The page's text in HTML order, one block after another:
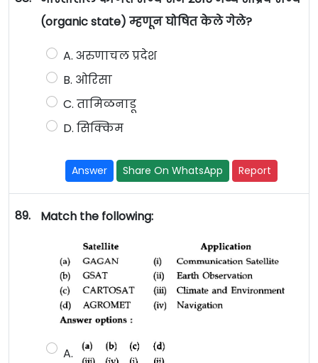
(organic state) म्हणून घोषित केले गेले?
A. अरुणाचल प्रदेश
B. ओरिसा
C. तामिळनाडू
D. सिक्किम
Answer Share On WhatsApp Report
89. Match the following:
A.